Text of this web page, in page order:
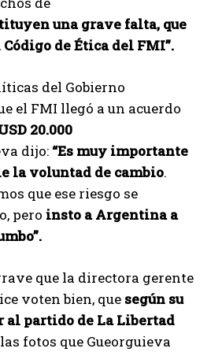
una grave falta, que
de Ética del FMI”.
del Gobierno
el FMI llegó a un acuerdo
20.000
dijo: “Es muy importante
la voluntad de cambio.
que ese riesgo se
pero insto a Argentina a
que la directora gerente
voten bien, que según su
partido de La Libertad
fotos que Gueorguieva